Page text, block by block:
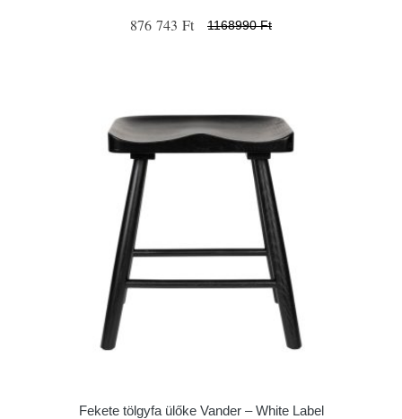
876 743 Ft 1168990 Ft
Fekete tölgyfa ülőke Vander – White Label